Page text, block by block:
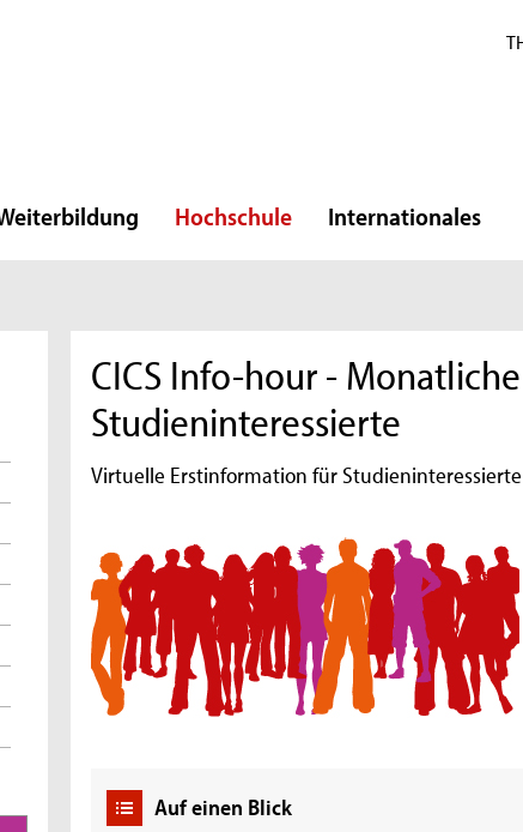
Hochschule Internationales
CICS Info-hour -
Studieninteressierte
Virtuelle Erstinformation für Studieninteressierte
Auf einen Blick